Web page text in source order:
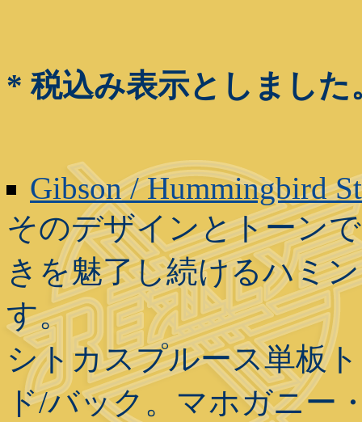
* 税込み表示としました
Gibson / Hummingbird
そのデザインとトーン
きを魅了し続けるハミ
す。
シトカスプルース単板
ド/バック。マホガニー